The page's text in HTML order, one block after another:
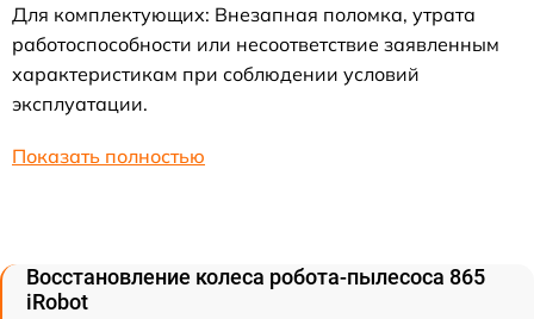
Для комплектующих: Внезапная поломка, утрата
работоспособности или несоответствие заявленным
характеристикам при соблюдении условий
эксплуатации.
Показать полностью
Восстановление колеса робота-пылесоса 865
iRobot